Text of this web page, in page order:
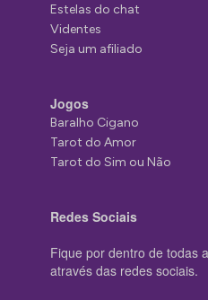
Estelas do chat
Videntes
Seja um afiliado
Jogos
Baralho Cigano
Tarot do Amor
Tarot do Sim ou Não
Redes Sociais
Fique por dentro de todas
através das redes sociais.